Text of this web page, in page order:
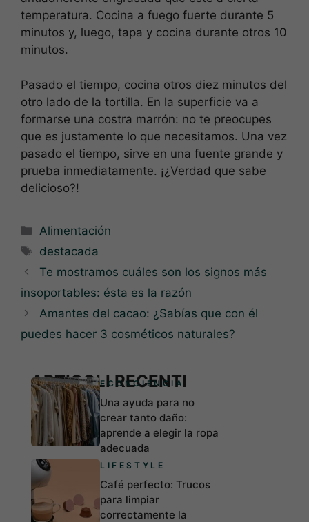
temperatura. Cocina a fuego fuerte durante 5
minutos y, luego, tapa y cocina durante otros 10
minutos.
Pasado el tiempo, cocina otros diez minutos del
otro lado de la tortilla. En la superficie va a
formarse una costra marrón: no te preocupes
que es justamente lo que necesitamos. Una vez
pasado el tiempo, sirve en una fuente grande y
prueba inmediatamente. ¡¿Verdad que sabe
delicioso?!
Categorías
Alimentación
Etiquetas
destacada
Te mostramos cuáles son los signos más
insoportables: ésta es la razón
Amantes del cacao: ¿Sabías que con él
puedes hacer 3 cosméticos naturales?
ARTICOLI RECENTI
ECONCIENCIA
Una ayuda para no
crear tanto daño:
aprende a elegir la ropa
adecuada
LIFESTYLE
Café perfecto: Trucos
para limpiar
correctamente la